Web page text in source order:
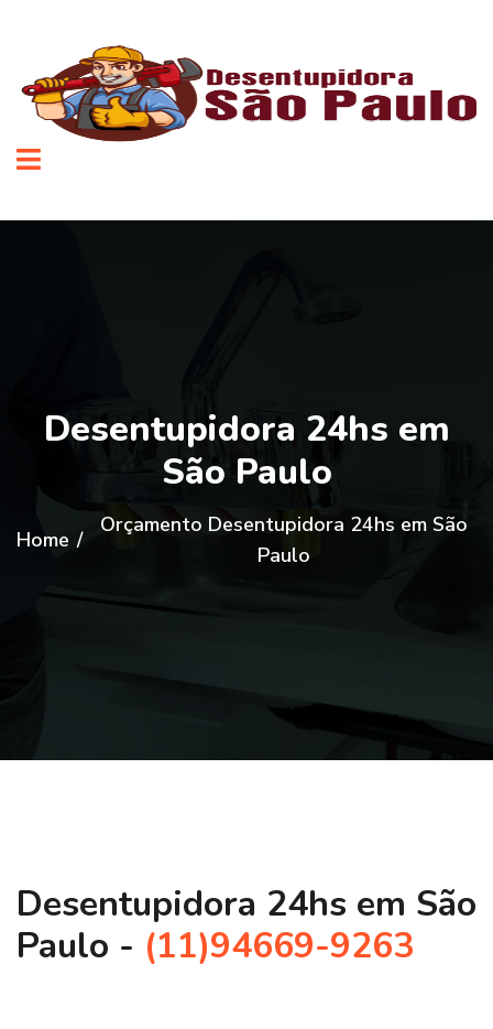
Desentupidora 24hs em
São Paulo
Home /
Orçamento Desentupidora 24hs em São
Paulo
Desentupidora 24hs em São
Paulo - (11)94669-9263